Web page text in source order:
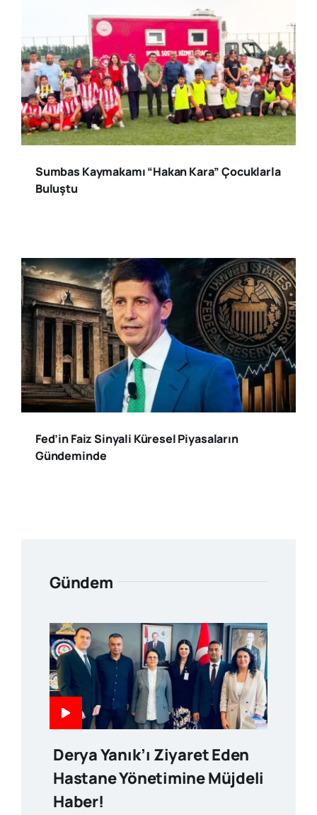
Sumbas Kaymakamı “Hakan Kara” Çocuklarla
Buluştu
Fed’in Faiz Sinyali Küresel Piyasaların
Gündeminde
Gündem
Derya Yanık’ı Ziyaret Eden
Hastane Yönetimine Müjdeli
Haber!